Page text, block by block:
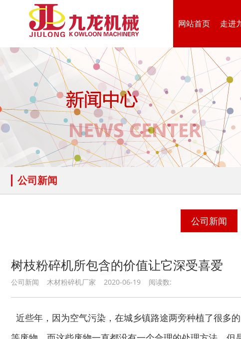
网站首页 走进
公司新闻
公司新闻
树枝粉碎机所包含的价值让它深受喜爱
公司新闻 木材粉碎机厂家 2020-06-19 阅读数:
近些年，因为空气污染，在城乡镇路途两旁种植了很多